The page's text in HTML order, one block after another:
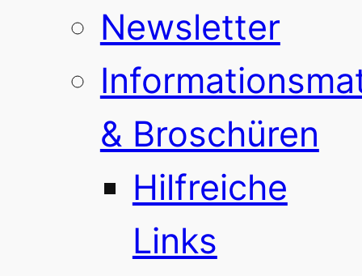
Newsletter
& Broschüren
Hilfreiche
Links